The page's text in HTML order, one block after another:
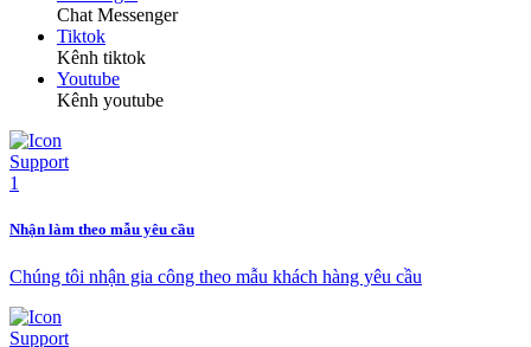
Chat Messenger
Tiktok
Kênh tiktok
Youtube
Kênh youtube
Nhận làm theo mẫu yêu cầu
Chúng tôi nhận gia công theo mẫu khách hàng yêu cầu